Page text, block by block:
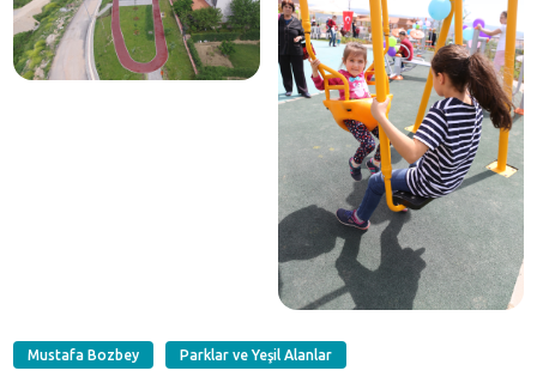
Mustafa Bozbey Parklar ve Yeşil Alanlar